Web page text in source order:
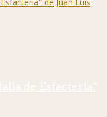
de Esfacteria"